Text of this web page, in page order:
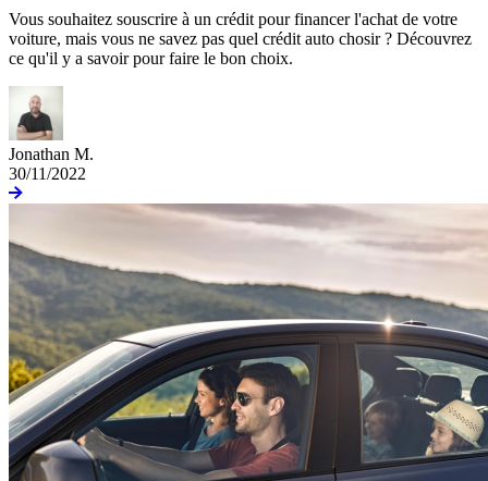
Vous souhaitez souscrire à un crédit pour financer l'achat de votre
voiture, mais vous ne savez pas quel crédit auto chosir ? Découvrez
ce qu'il y a savoir pour faire le bon choix.
Jonathan M.
30/11/2022